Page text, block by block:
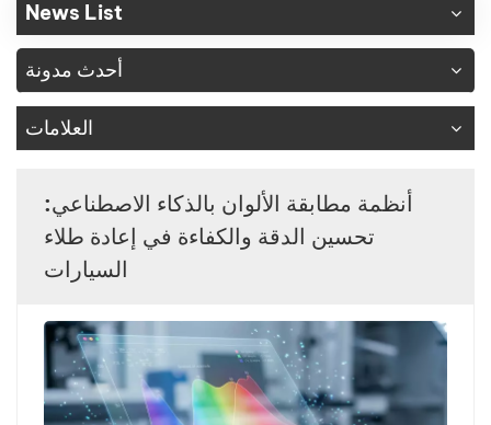
Русский
Español
Português
日本語
한국어
فارسی
中文
News List
أحدث مدونة
العلامات
أنظمة مطابقة الألوان بالذكاء الاصطناعي:
تحسين الدقة والكفاءة في إعادة طلاء
السيارات